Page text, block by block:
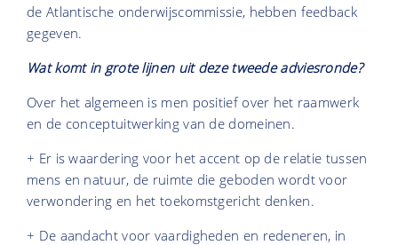
de Atlantische onderwijscommissie, hebben feedback
gegeven.
Wat komt in grote lijnen uit deze tweede adviesronde?
Over het algemeen is men positief over het raamwerk
en de conceptuitwerking van de domeinen.
+ Er is waardering voor het accent op de relatie tussen
mens en natuur, de ruimte die geboden wordt voor
verwondering en het toekomstgericht denken.
+ De aandacht voor vaardigheden en redeneren, in